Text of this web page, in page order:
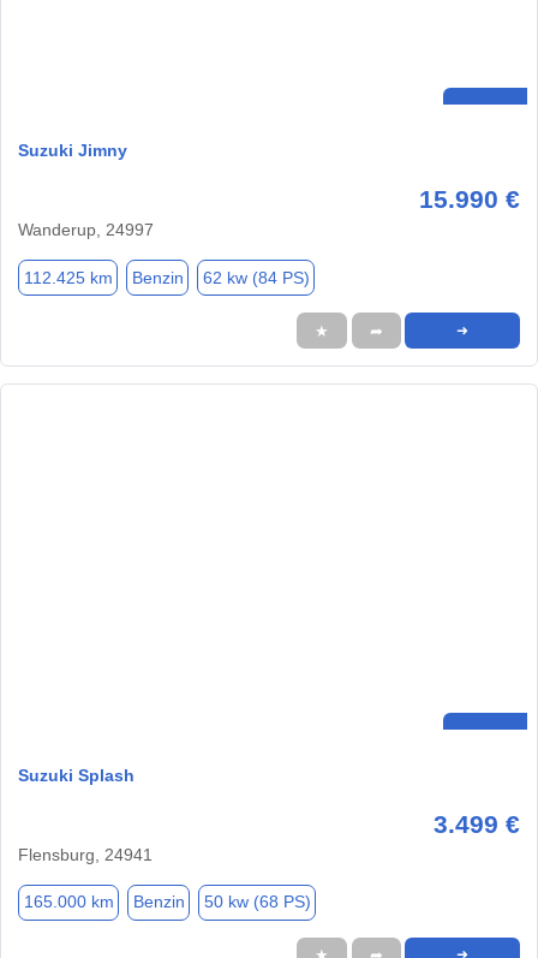
Suzuki Jimny
15.990 €
Wanderup, 24997
112.425 km Benzin 62 kw (84 PS)
★ ➦ ➜
Suzuki Splash
3.499 €
Flensburg, 24941
165.000 km Benzin 50 kw (68 PS)